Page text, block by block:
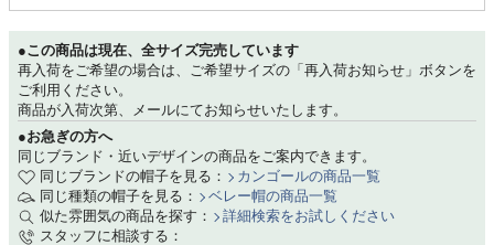
●この商品は現在、全サイズ完売しています
再入荷をご希望の場合は、ご希望サイズの「再入荷お知らせ」ボタンを
ご利用ください。
商品が入荷次第、メールにてお知らせいたします。
●お急ぎの方へ
同じブランド・近いデザインの商品をご案内できます。
同じブランドの帽子を見る：
カンゴールの商品一覧
同じ種類の帽子を見る：
ベレー帽の商品一覧
似た雰囲気の商品を探す：
詳細検索をお試しください
スタッフに相談する：